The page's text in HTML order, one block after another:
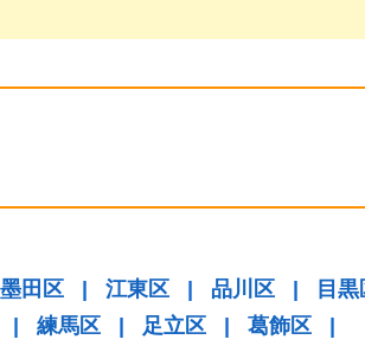
墨田区 | 江東区 | 品川区 | 目黒
| 練馬区 | 足立区 | 葛飾区
|